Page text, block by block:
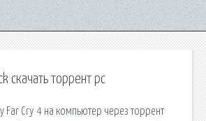
скачать торрент pc
Far Cry 4 на компьютер через торрент